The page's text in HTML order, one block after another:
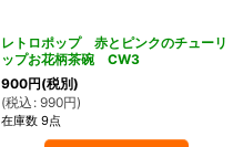
レトロポップ 赤とピンクのチューリ
ップお花柄茶碗 CW3
900円(税別)
(税込 : 990円)
在庫数 9点